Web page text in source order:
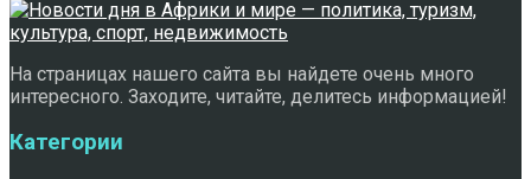
На страницах нашего сайта вы найдете очень много
интересного. Заходите, читайте, делитесь информацией!
Категории